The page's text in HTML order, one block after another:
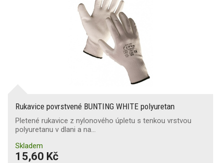
Rukavice povrstvené BUNTING WHITE polyuretan
Pletené rukavice z nylonového úpletu s tenkou vrstvou
polyuretanu v dlani a na…
Skladem
15,60 Kč